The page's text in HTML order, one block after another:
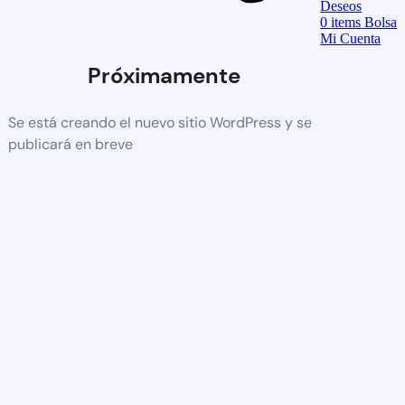
Próximamente
Se está creando el nuevo sitio WordPress y se
publicará en breve
Deseos
0items Bolsa
Mi Cuenta